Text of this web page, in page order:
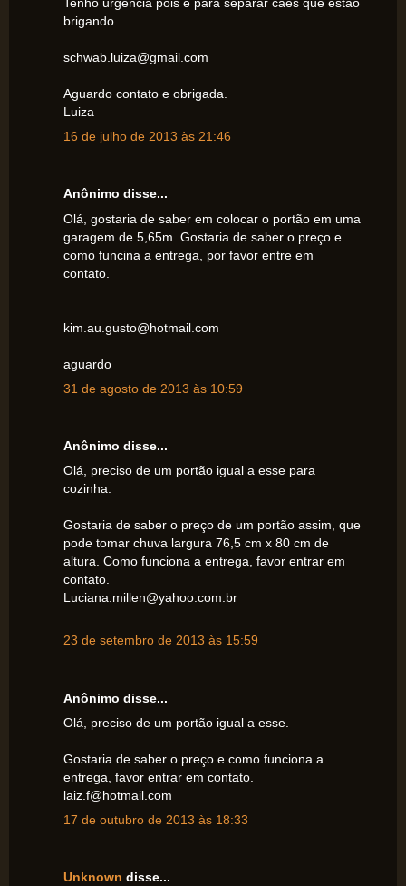
brigando.
schwab.luiza@gmail.com
Aguardo contato e obrigada.
Luiza
16 de julho de 2013 às 21:46
Anônimo disse...
Olá, gostaria de saber em colocar o portão em uma
garagem de 5,65m. Gostaria de saber o preço e
como funcina a entrega, por favor entre em
contato.
kim.au.gusto@hotmail.com
aguardo
31 de agosto de 2013 às 10:59
Anônimo disse...
Olá, preciso de um portão igual a esse para
cozinha.
Gostaria de saber o preço de um portão assim, que
pode tomar chuva largura 76,5 cm x 80 cm de
altura. Como funciona a entrega, favor entrar em
contato.
Luciana.millen@yahoo.com.br
23 de setembro de 2013 às 15:59
Anônimo disse...
Olá, preciso de um portão igual a esse.
Gostaria de saber o preço e como funciona a
entrega, favor entrar em contato.
laiz.f@hotmail.com
17 de outubro de 2013 às 18:33
Unknown disse...